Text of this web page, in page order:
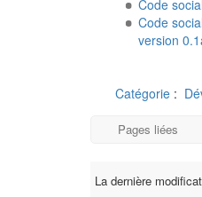
Code social
Code
version
Catégorie :
Pages liées
La dernière